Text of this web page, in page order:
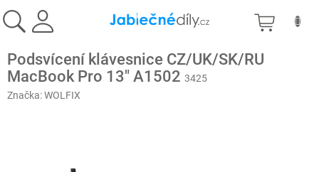
na
obsah
Podsvícení klávesnice CZ/UK/SK/RU
MacBook Pro 13" A1502 3425
Značka:WOLFIX